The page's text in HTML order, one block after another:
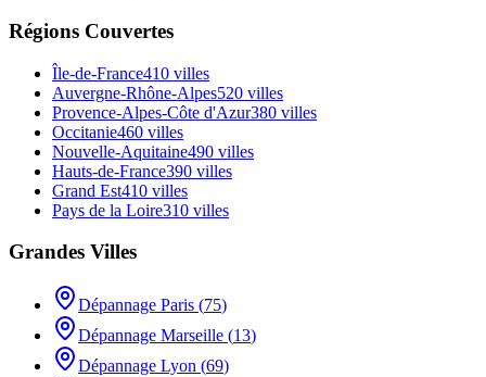
Régions Couvertes
Île-de-France410 villes
Auvergne-Rhône-Alpes520 villes
Provence-Alpes-Côte d'Azur380 villes
Occitanie460 villes
Nouvelle-Aquitaine490 villes
Hauts-de-France390 villes
Grand Est410 villes
Pays de la Loire310 villes
Grandes Villes
Dépannage Paris (75)
Dépannage Marseille (13)
Dépannage Lyon (69)